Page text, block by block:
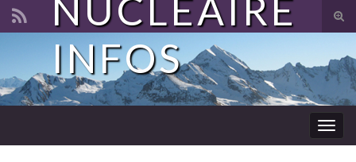
Search for:
NUCLÉAIRE
INFOS